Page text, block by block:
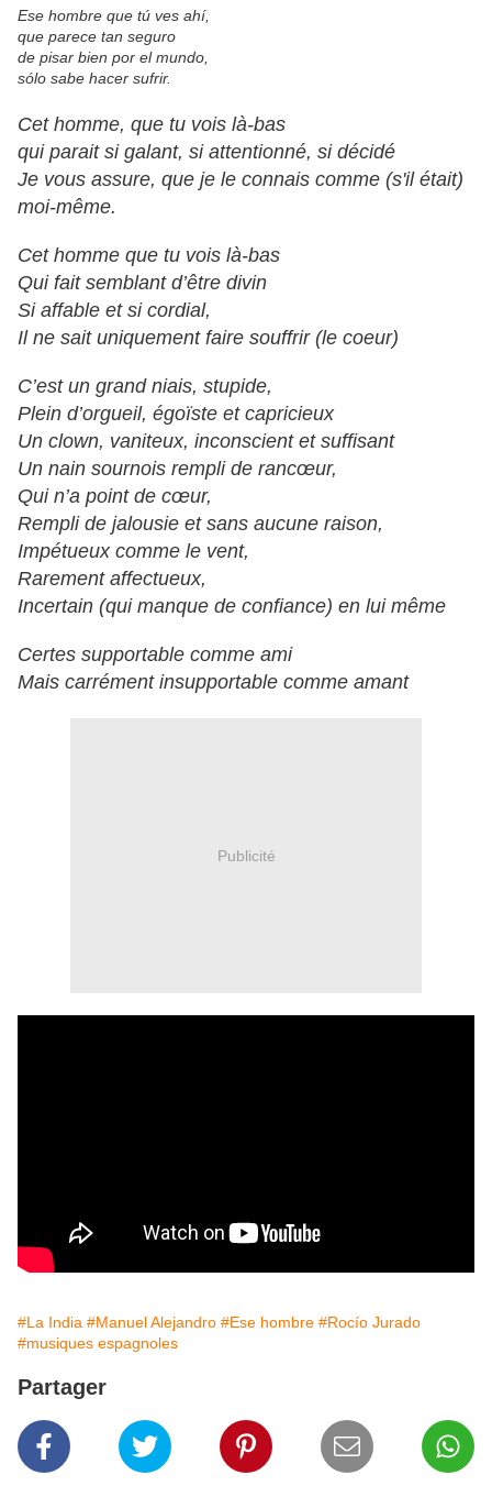
Ese hombre que tú ves ahí,
que parece tan seguro
de pisar bien por el mundo,
sólo sabe hacer sufrir.
Cet homme, que tu vois là-bas
qui parait si galant, si attentionné, si décidé
Je vous assure, que je le connais comme (s'il était)
moi-même.
Cet homme que tu vois là-bas
Qui fait semblant d’être divin
Si affable et si cordial,
Il ne sait uniquement faire souffrir (le coeur)
C’est un grand niais, stupide,
Plein d’orgueil, égoïste et capricieux
Un clown, vaniteux, inconscient et suffisant
Un nain sournois rempli de rancœur,
Qui n’a point de cœur,
Rempli de jalousie et sans aucune raison,
Impétueux comme le vent,
Rarement affectueux,
Incertain (qui manque de confiance) en lui même
Certes supportable comme ami
Mais carrément insupportable comme amant
Publicité
#La India #Manuel Alejandro #Ese hombre #Rocío Jurado
#musiques espagnoles
Partager